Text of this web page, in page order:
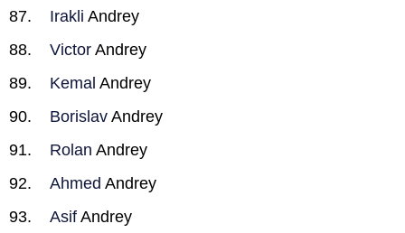
Irakli Andrey
Victor Andrey
Kemal Andrey
Borislav Andrey
Rolan Andrey
Ahmed Andrey
Asif Andrey